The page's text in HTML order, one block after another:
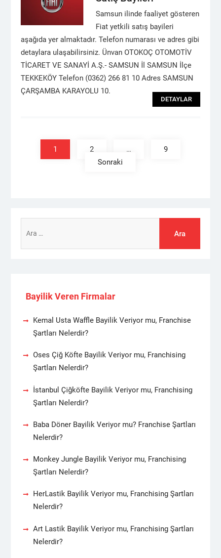
Samsun ilinde faaliyet gösteren
Fiat yetkili satış bayileri
aşağıda yer almaktadır. Telefon numarası ve adres gibi
detaylara ulaşabilirsiniz. Ünvan OTOKOÇ OTOMOTİV
TİCARET VE SANAYİ A.Ş.- SAMSUN İl SAMSUN İlçe
TEKKEKÖY Telefon (0362) 266 81 10 Adres SAMSUN
ÇARŞAMBA KARAYOLU 10.
DETAYLAR
1 2 …
9
Sonraki
Bayilik Veren Firmalar
Kemal Usta Waffle Bayilik Veriyor mu, Franchise
Şartları Nelerdir?
Oses Çiğ Köfte Bayilik Veriyor mu, Franchising
Şartları Nelerdir?
İstanbul Çiğköfte Bayilik Veriyor mu, Franchising
Şartları Nelerdir?
Baba Döner Bayilik Veriyor mu? Franchise Şartları
Nelerdir?
Monkey Jungle Bayilik Veriyor mu, Franchising
Şartları Nelerdir?
HerLastik Bayilik Veriyor mu, Franchising Şartları
Nelerdir?
Art Lastik Bayilik Veriyor mu, Franchising Şartları
Nelerdir?